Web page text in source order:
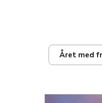
Året med